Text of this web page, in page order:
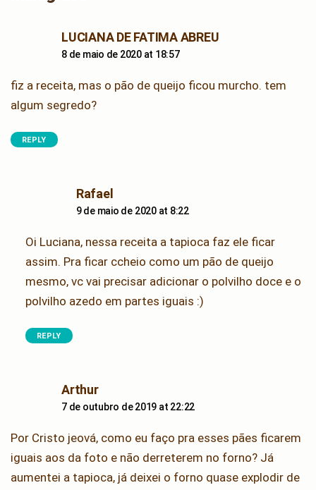
LUCIANA DE FATIMA ABREUsays:
8 de maio de 2020 at 18:57
fiz a receita, mas o pão de queijo ficou murcho. tem
algum segredo?
REPLY
Rafaelsays:
9 de maio de 2020 at 8:22
Oi Luciana, nessa receita a tapioca faz ele ficar
assim. Pra ficar ccheio como um pão de queijo
mesmo, vc vai precisar adicionar o polvilho doce e o
polvilho azedo em partes iguais :)
REPLY
Arthursays:
7 de outubro de 2019 at 22:22
Por Cristo jeová, como eu faço pra esses pães ficarem
iguais aos da foto e não derreterem no forno? Já
aumentei a tapioca, já deixei o forno quase explodir de